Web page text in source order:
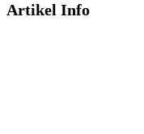
Artikel Info